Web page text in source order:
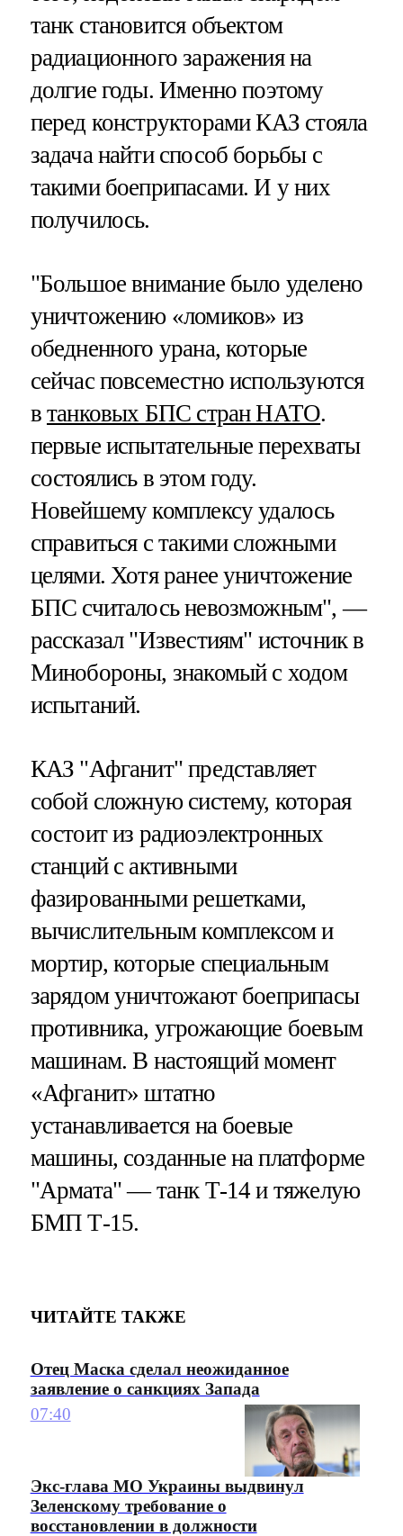
танк становится объектом
радиационного заражения на
долгие годы. Именно поэтому
перед конструкторами КАЗ стояла
задача найти способ борьбы с
такими боеприпасами. И у них
получилось.
"Большое внимание было уделено
уничтожению «ломиков» из
обедненного урана, которые
сейчас повсеместно используются
в танковых БПС стран НАТО.
первые испытательные перехваты
состоялись в этом году.
Новейшему комплексу удалось
справиться с такими сложными
целями. Хотя ранее уничтожение
БПС считалось невозможным", —
рассказал "Известиям" источник в
Минобороны, знакомый с ходом
испытаний.
КАЗ "Афганит" представляет
собой сложную систему, которая
состоит из радиоэлектронных
станций с активными
фазированными решетками,
вычислительным комплексом и
мортир, которые специальным
зарядом уничтожают боеприпасы
противника, угрожающие боевым
машинам. В настоящий момент
«Афганит» штатно
устанавливается на боевые
машины, созданные на платформе
"Армата" — танк Т-14 и тяжелую
БМП Т-15.
ЧИТАЙТЕ ТАКЖЕ
Отец Маска сделал неожиданное
заявление о санкциях Запада
07:40
Экс-глава МО Украины выдвинул
Зеленскому требование о
восстановлении в должности